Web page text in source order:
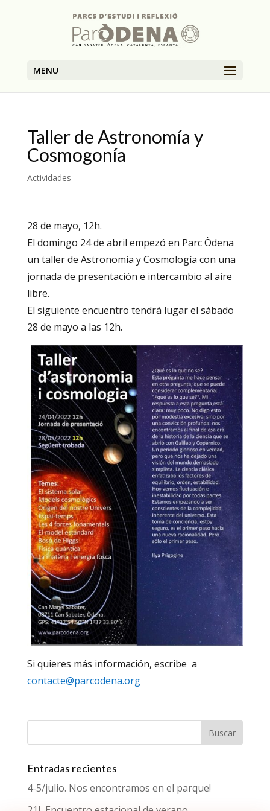
MENU
Taller de Astronomía y
Cosmogonía
Actividades
28 de mayo, 12h.
El domingo 24 de abril empezó en Parc Òdena
un taller de Astronomía y Cosmología con una
jornada de presentación e intercambio al aire
libre.
El siguiente encuentro tendrá lugar el sábado
28 de mayo a las 12h.
Si quieres más información, escribe a
contacte@parcodena.org
Entradas recientes
4-5/julio. Nos encontramos en el parque!